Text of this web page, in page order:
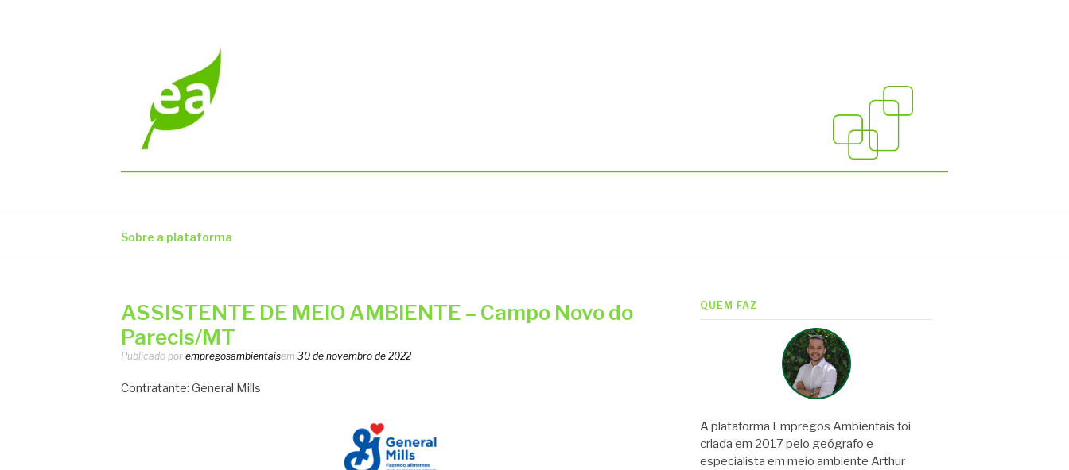
Sobre a plataforma
ASSISTENTE DE MEIO AMBIENTE – Campo Novo do
Parecis/MT
Publicado por empregosambientaisem 30 de novembro de 2022
Contratante: General Mills
QUEM FAZ
A plataforma Empregos Ambientais foi
criada em 2017 pelo geógrafo e
especialista em meio ambiente Arthur